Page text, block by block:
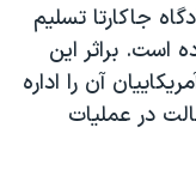
جاکارتا تسليم
است. براثر اين
آمريکاييان آن را اداره
در عمليات